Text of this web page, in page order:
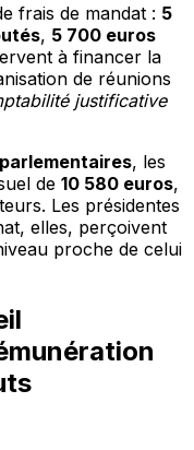
frais de mandat : 5
, 5 700 euros
à financer la
de réunions
justificative
, les
de 10 580 euros,
Les présidentes
elles, perçoivent
proche de celui